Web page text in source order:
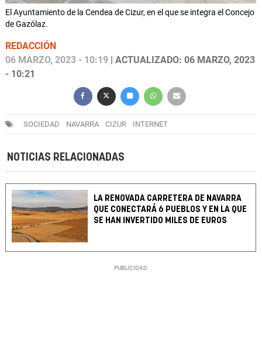
El Ayuntamiento de la Cendea de Cizur, en el que se integra el Concejo
de Gazólaz.
REDACCIÓN
06 MARZO, 2023 - 10:19 | ACTUALIZADO: 06 MARZO, 2023
- 10:21
SOCIEDAD NAVARRA CIZUR INTERNET
NOTICIAS RELACIONADAS
LA RENOVADA CARRETERA DE NAVARRA
QUE CONECTARÁ 6 PUEBLOS Y EN LA QUE
SE HAN INVERTIDO MILES DE EUROS